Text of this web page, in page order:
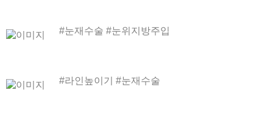
#눈재수술 #눈위지방주입
#라인높이기 #눈재수술